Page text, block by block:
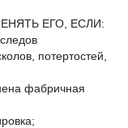
ЕГО, ЕСЛИ:
потертостей,
фабричная